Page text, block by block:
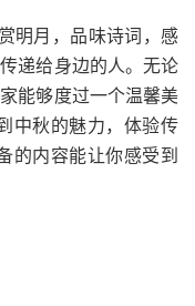
明月，品味诗词，感
递给身边的人。无论
能够度过一个温馨美
中秋的魅力，体验传
的内容能让你感受到